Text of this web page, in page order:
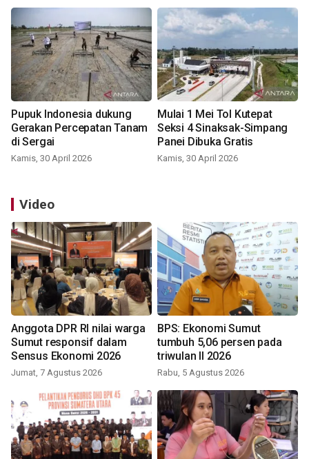
Pupuk Indonesia dukung
Gerakan Percepatan Tanam
di Sergai
Kamis, 30 April 2026
Mulai 1 Mei Tol Kutepat
Seksi 4 Sinaksak-Simpang
Panei Dibuka Gratis
Kamis, 30 April 2026
Video
Anggota DPR RI nilai warga
Sumut responsif dalam
Sensus Ekonomi 2026
Jumat, 7 Agustus 2026
BPS: Ekonomi Sumut
tumbuh 5,06 persen pada
triwulan II 2026
Rabu, 5 Agustus 2026